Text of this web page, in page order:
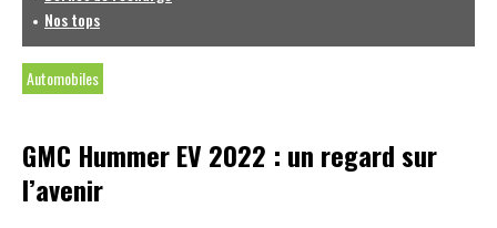
Nos tops
Automobiles
GMC Hummer EV 2022 : un regard sur
l’avenir